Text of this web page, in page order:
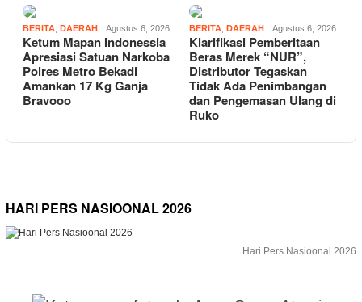
BERITA DAERAH Agustus 6, 2026
Ketum Mapan Indonessia
Apresiasi Satuan Narkoba
Polres Metro Bekadi
Amankan 17 Kg Ganja
Bravooo
BERITA DAERAH Agustus 6, 2026
Klarifikasi Pemberitaan
Beras Merek “NUR”,
Distributor Tegaskan
Tidak Ada Penimbangan
dan Pengemasan Ulang di
Ruko
HARI PERS NASIOONAL 2026
Hari Pers Nasioonal 2026